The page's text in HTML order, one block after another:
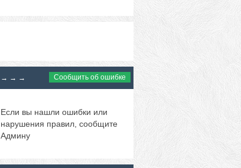
→ → → Сообщить об ошибке
Если вы нашли ошибки или
нарушения правил, сообщите
Админу